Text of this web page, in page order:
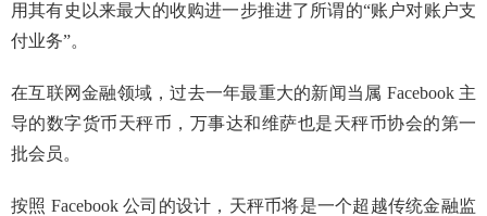
用其有史以来最大的收购进一步推进了所谓的“账户对账户支
付业务”。
在互联网金融领域，过去一年最重大的新闻当属 Facebook 主
导的数字货币天秤币，万事达和维萨也是天秤币协会的第一
批会员。
按照 Facebook 公司的设计，天秤币将是一个超越传统金融监